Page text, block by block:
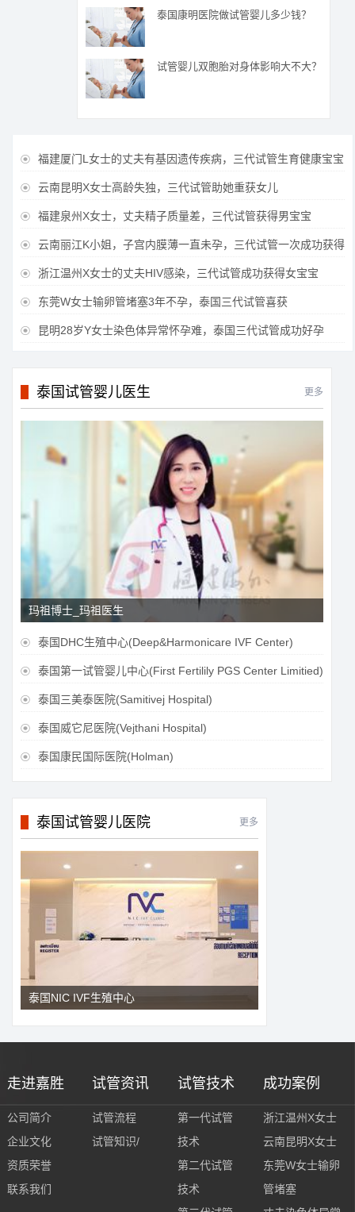
泰国康明医院做试管婴儿多少钱？
试管婴儿双胞胎对身体影响大不大？
 福建厦门L女士的丈夫有基因遗传疾病，三代试管生育健康宝宝
 云南昆明X女士高龄失独，三代试管助她重获女儿
 福建泉州X女士，丈夫精子质量差，三代试管获得男宝宝
 云南丽江K小姐，子宫内膜薄一直未孕，三代试管一次成功获得
 浙江温州X女士的丈夫HIV感染，三代试管成功获得女宝宝
 东莞W女士输卵管堵塞3年不孕，泰国三代试管喜获
 昆明28岁Y女士染色体异常怀孕难，泰国三代试管成功好孕
泰国试管婴儿医生 更多
玛祖博士_玛祖医生
 泰国DHC生殖中心(Deep&Harmonicare IVF Center)
 泰国第一试管婴儿中心(First Fertilily PGS Center Limitied)
 泰国三美泰医院(Samitivej Hospital)
 泰国威它尼医院(Vejthani Hospital)
 泰国康民国际医院(Holman)
泰国试管婴儿医院 更多
泰国NIC IVF生殖中心
走进嘉胜
公司简介
企业文化
资质荣誉
联系我们
试管资讯
试管流程
试管知识/
试管技术
第一代试管
技术
第二代试管
技术
成功案例
浙江温州X女士
云南昆明X女士
东莞W女士输卵
管堵塞